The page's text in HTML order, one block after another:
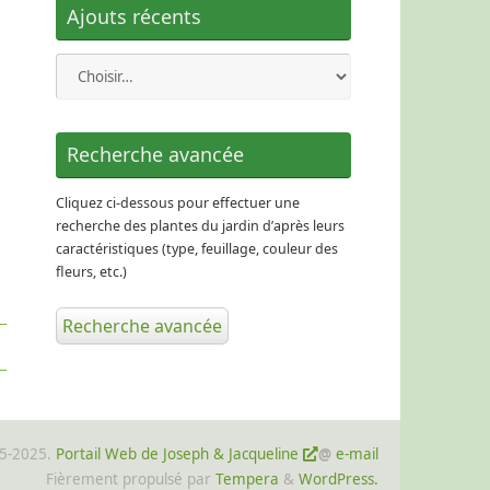
Ajouts récents
Recherche avancée
Cliquez ci-dessous pour effectuer une
recherche des plantes du jardin d’après leurs
caractéristiques (type, feuillage, couleur des
fleurs, etc.)
Recherche avancée
2025. Portail Web de Joseph & Jacqueline @ e-mail
Fièrement propulsé par Tempera & WordPress.